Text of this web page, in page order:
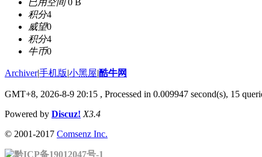
已用空间0 B
积分4
威望0
积分4
牛币0
Archiver|手机版|小黑屋|酷牛网
GMT+8, 2026-8-9 20:15 , Processed in 0.009947 second(s), 15
Powered by Discuz! X3.4
© 2001-2017 Comsenz Inc.
黔ICP备19012047号-1